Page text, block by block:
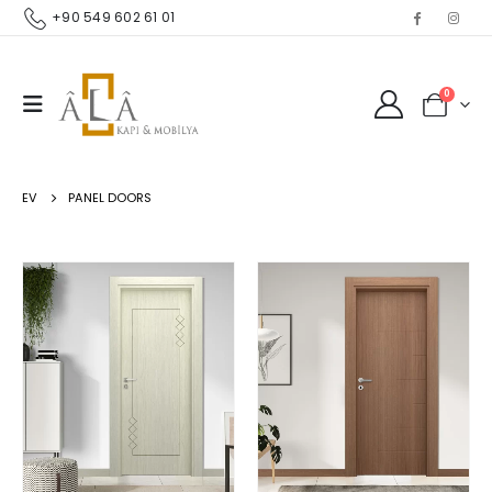
+90 549 602 61 01
0
EV PANEL DOORS